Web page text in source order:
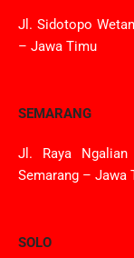
Jl. Sidotopo
– Jawa Timu
SEMARANG
Jl. Raya
Semarang – Jawa
SOLO